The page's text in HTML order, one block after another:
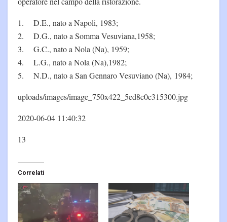
1. D.E., nato a Napoli, 1983;
2. D.G., nato a Somma Vesuviana,1958;
3. G.C., nato a Nola (Na), 1959;
4. L.G., nato a Nola (Na),1982;
5. N.D., nato a San Gennaro Vesuviano (Na), 1984;
uploads/images/image_750x422_5ed8c0c315300.jpg
2020-06-04 11:40:32
13
Correlati